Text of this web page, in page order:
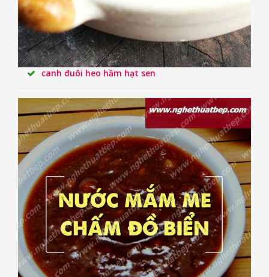
canh đuôi heo hầm hạt sen